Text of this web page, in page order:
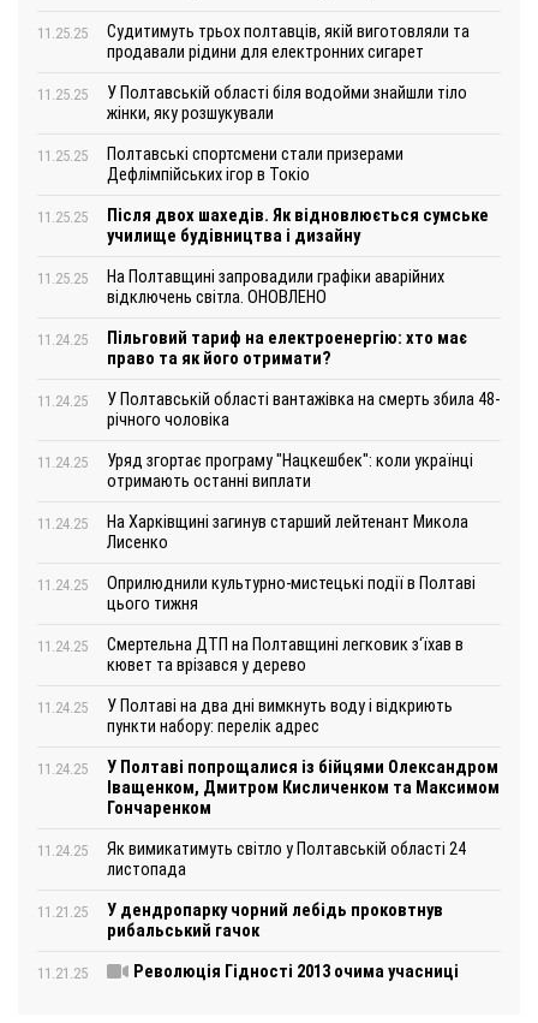
11.25.25
Судитимуть трьох полтавців, якій виготовляли та
продавали рідини для електронних сигарет
11.25.25
У Полтавській області біля водойми знайшли тіло
жінки, яку розшукували
11.25.25
Полтавські спортсмени стали призерами
Дефлімпійських ігор в Токіо
11.25.25
Після двох шахедів. Як відновлюється сумське
училище будівництва і дизайну
11.25.25
На Полтавщині запровадили графіки аварійних
відключень світла. ОНОВЛЕНО
11.24.25
Пільговий тариф на електроенергію: хто має
право та як його отримати?
11.24.25
У Полтавській області вантажівка на смерть збила 48-
річного чоловіка
11.24.25
Уряд згортає програму "Нацкешбек": коли українці
отримають останні виплати
11.24.25
На Харківщині загинув старший лейтенант Микола
Лисенко
11.24.25
Оприлюднили культурно-мистецькі події в Полтаві
цього тижня
11.24.25
Смертельна ДТП на Полтавщині легковик з‘їхав в
кювет та врізався у дерево
11.24.25
У Полтаві на два дні вимкнуть воду і відкриють
пункти набору: перелік адрес
11.24.25
У Полтаві попрощалися із бійцями Олександром
Іващенком, Дмитром Кисличенком та Максимом
Гончаренком
11.24.25
Як вимикатимуть світло у Полтавській області 24
листопада
11.21.25
У дендропарку чорний лебідь проковтнув
рибальський гачок
11.21.25 Революція Гідності 2013 очима учасниці